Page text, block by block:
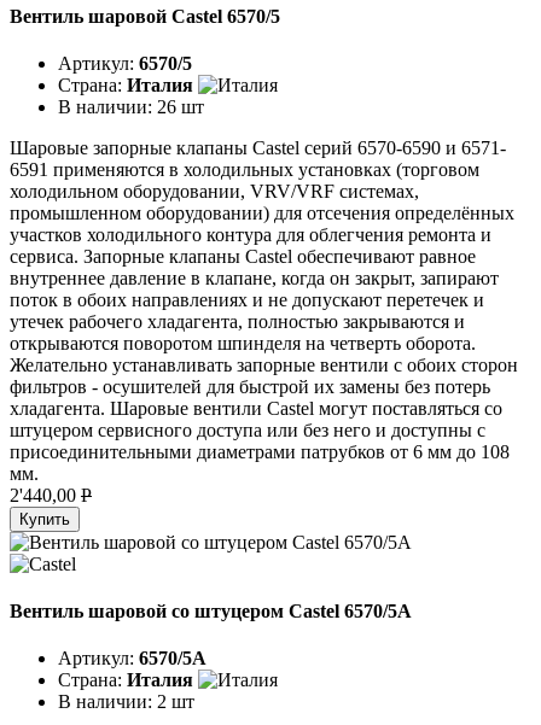
Вентиль шаровой Castel 6570/5
Артикул: 6570/5
Страна: Италия
В наличии: 26 шт
Шаровые запорные клапаны Castel серий 6570-6590 и 6571-
6591 применяются в холодильных установках (торговом
холодильном оборудовании, VRV/VRF системах,
промышленном оборудовании) для отсечения определённых
участков холодильного контура для облегчения ремонта и
сервиса. Запорные клапаны Castel обеспечивают равное
внутреннее давление в клапане, когда он закрыт, запирают
поток в обоих направлениях и не допускают перетечек и
утечек рабочего хладагента, полностью закрываются и
открываются поворотом шпинделя на четверть оборота.
Желательно устанавливать запорные вентили с обоих сторон
фильтров - осушителей для быстрой их замены без потерь
хладагента. Шаровые вентили Castel могут поставляться со
штуцером сервисного доступа или без него и доступны с
присоединительными диаметрами патрубков от 6 мм до 108
мм.
2'440,00 P
Купить
Вентиль шаровой со штуцером Castel 6570/5A
Артикул: 6570/5A
Страна: Италия
В наличии: 2 шт